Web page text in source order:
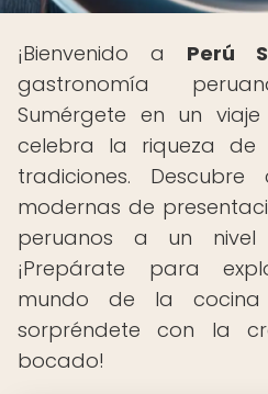
¡Bienvenido a Perú
gastronomía
Sumérgete en un
celebra la riqueza de
tradiciones.
modernas de
peruanos a un nivel
¡Prepárate para
mundo de la
sorpréndete con la
bocado!